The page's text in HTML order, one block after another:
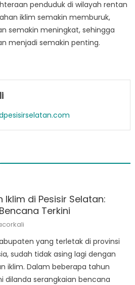
penduduk di wilayah rentan
iklim semakin memburuk,
semakin meningkat, sehingga
menjadi semakin penting.
di Pesisir Selatan:
Terkini
yang terletak di provinsi
sudah tidak asing lagi dengan
iklim. Dalam beberapa tahun
dilanda serangkaian bencana